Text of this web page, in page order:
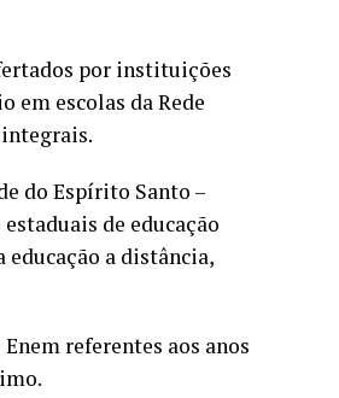
por instituições
em escolas da Rede
do Espírito Santo –
de educação
a distância,
referentes aos anos